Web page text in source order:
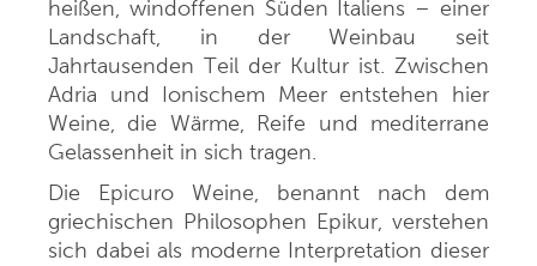
heißen, windoffenen Süden Italiens – einer
Landschaft, in der Weinbau seit
Jahrtausenden Teil der Kultur ist. Zwischen
Adria und Ionischem Meer entstehen hier
Weine, die Wärme, Reife und mediterrane
Gelassenheit in sich tragen.
Die Epicuro Weine, benannt nach dem
griechischen Philosophen Epikur, verstehen
sich dabei als moderne Interpretation dieser